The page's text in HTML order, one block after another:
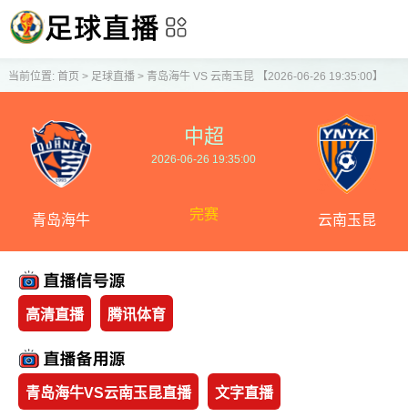
当前位置: 首页 > 足球直播> 青岛海牛 VS 云南玉昆 【2026-06-26 19:35:00】
青岛海牛
中超
2026-06-26 19:35:00
完赛 云南玉昆
高清直播 腾讯体育
青岛海牛VS云南玉昆直播 文字直播